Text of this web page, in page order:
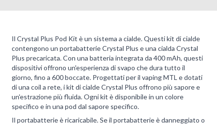
Il Crystal Plus Pod Kit è un sistema a cialde. Questi kit di cialde
contengono un portabatterie Crystal Plus e una cialda Crystal
Plus precaricata. Con una batteria integrata da 400 mAh, questi
dispositivi offrono un'esperienza di svapo che dura tutto il
giorno, fino a 600 boccate. Progettati per il vaping MTL e dotati
di una coil a rete, i kit di cialde Crystal Plus offrono più sapore e
un'estrazione più fluida. Ogni kit è disponibile in un colore
specifico e in una pod dal sapore specifico.
Il portabatterie è ricaricabile. Se il portabatterie è danneggiato o